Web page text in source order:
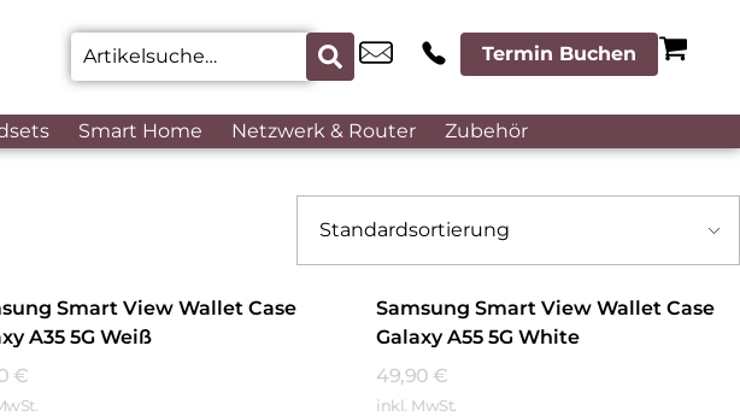
Termin Buchen
Smart Home Netzwerk & Router Zubehör
Smart View Wallet Case
A35 5G Weiß
€
Samsung Smart View Wallet Case
Galaxy A55 5G White
49,90 €
inkl. MwSt.